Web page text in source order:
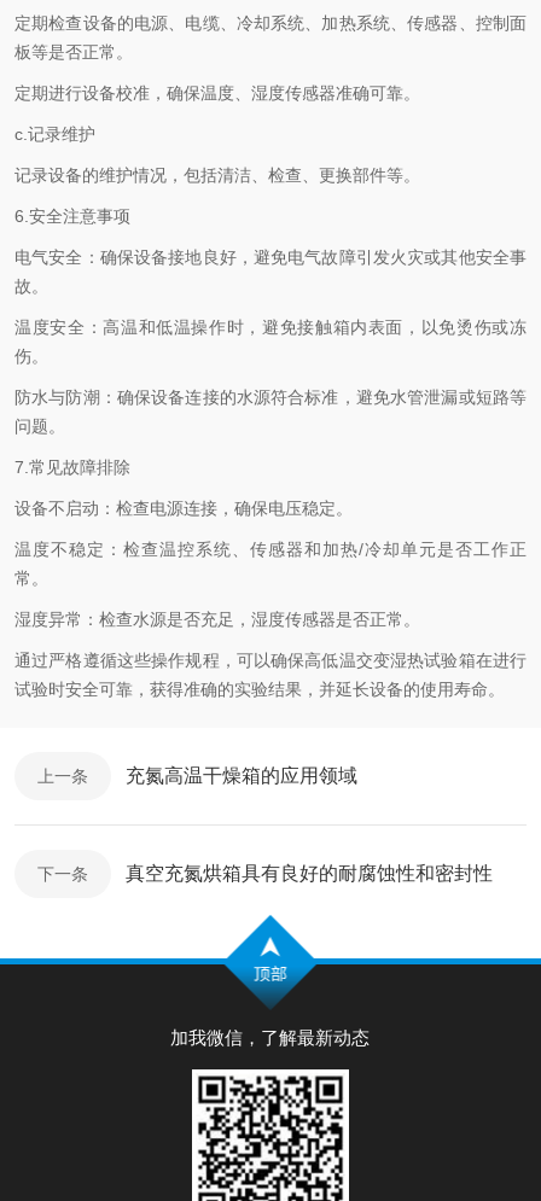
定期检查设备的电源、电缆、冷却系统、加热系统、传感器、控制面
板等是否正常。
定期进行设备校准，确保温度、湿度传感器准确可靠。
c.记录维护
记录设备的维护情况，包括清洁、检查、更换部件等。
6.安全注意事项
电气安全：确保设备接地良好，避免电气故障引发火灾或其他安全事
故。
温度安全：高温和低温操作时，避免接触箱内表面，以免烫伤或冻
伤。
防水与防潮：确保设备连接的水源符合标准，避免水管泄漏或短路等
问题。
7.常见故障排除
设备不启动：检查电源连接，确保电压稳定。
温度不稳定：检查温控系统、传感器和加热/冷却单元是否工作正
常。
湿度异常：检查水源是否充足，湿度传感器是否正常。
通过严格遵循这些操作规程，可以确保高低温交变湿热试验箱在进行
试验时安全可靠，获得准确的实验结果，并延长设备的使用寿命。
上一条 充氮高温干燥箱的应用领域
下一条 真空充氮烘箱具有良好的耐腐蚀性和密封性
加我微信，了解最新动态